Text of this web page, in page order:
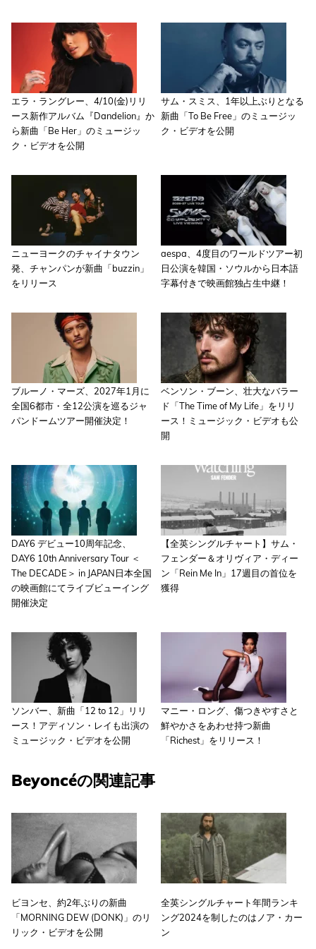
エラ・ラングレー、4/10(金)リリ
ース新作アルバム『Dandelion』か
ら新曲「Be Her」のミュージッ
ク・ビデオを公開
サム・スミス、1年以上ぶりとなる
新曲「To Be Free」のミュージッ
ク・ビデオを公開
ニューヨークのチャイナタウン
発、チャンパンが新曲「buzzin」
をリリース
aespa、4度目のワールドツアー初
日公演を韓国・ソウルから日本語
字幕付きで映画館独占生中継！
ブルーノ・マーズ、2027年1月に
全国6都市・全12公演を巡るジャ
パンドームツアー開催決定！
ベンソン・ブーン、壮大なバラー
ド「The Time of My Life」をリリ
ース！ミュージック・ビデオも公
開
DAY6 デビュー10周年記念、
DAY6 10th Anniversary Tour ＜
The DECADE＞ in JAPAN日本全国
の映画館にてライブビューイング
開催決定
【全英シングルチャート】サム・
フェンダー＆オリヴィア・ディー
ン「Rein Me In」17週目の首位を
獲得
ソンバー、新曲「12 to 12」リリ
ース！アディソン・レイも出演の
ミュージック・ビデオを公開
マニー・ロング、傷つきやすさと
鮮やかさをあわせ持つ新曲
「Richest」をリリース！
Beyoncéの関連記事
ビヨンセ、約2年ぶりの新曲
「MORNING DEW (DONK)」のリ
リック・ビデオを公開
全英シングルチャート年間ランキ
ング2024を制したのはノア・カー
ン